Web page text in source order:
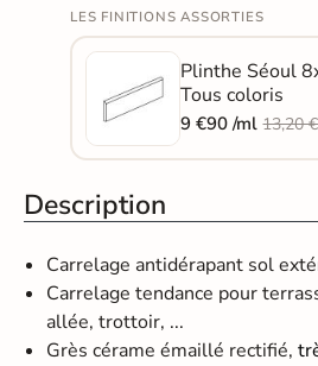
LES FINITIONS ASSORTIES
Plinthe Séoul
Tous coloris
9 €90 /ml13,20 €
Description
Carrelage antidérapant sol
Carrelage tendance pour
allée, trottoir, ...
Grès cérame émaillé rectifié,